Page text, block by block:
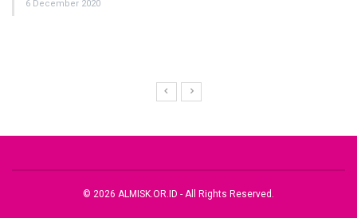
6 December 2020
© 2026 ALMISK.OR.ID - All Rights Reserved.